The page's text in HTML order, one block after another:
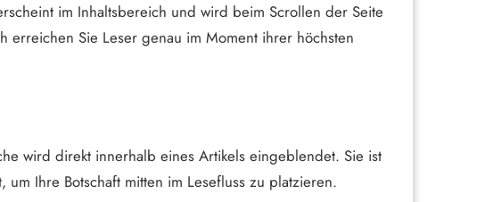
im Inhaltsbereich und wird beim Scrollen der Seite
erreichen Sie Leser genau im Moment ihrer höchsten
wird direkt innerhalb eines Artikels eingeblendet. Sie ist
um Ihre Botschaft mitten im Lesefluss zu platzieren.